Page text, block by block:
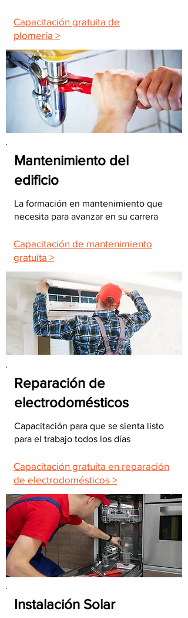
Capacitación gratuita de
plomería >
Mantenimiento del
edificio
La formación en mantenimiento que
necesita para avanzar en su carrera
Capacitación de mantenimiento
gratuita >
Reparación de
electrodomésticos
Capacitación para que se sienta listo
para el trabajo todos los días
Capacitación gratuita en reparación
de electrodomésticos >
Instalación Solar